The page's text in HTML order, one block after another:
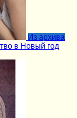
Из архива
в Новый год